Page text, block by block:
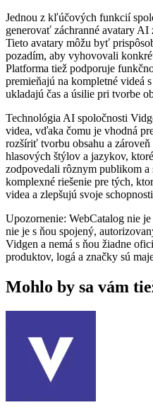
Jednou z kľúčových funkcií
generovať záchranné avatary
Tieto avatary môžu byť
pozadím, aby vyhovovali
Platforma tiež podporuje
premieňajú na kompletné videá
ukladajú čas a úsilie pri tvorbe
Technológia AI spoločnosti
videa, vďaka čomu je vhodná
rozšíriť tvorbu obsahu a
hlasových štýlov a jazykov,
zodpovedali rôznym publikom
komplexné riešenie pre tých,
videa a zlepšujú svoje
Upozornenie: WebCatalog nie
nie je s ňou spojený,
Vidgen a nemá s ňou žiadne
produktov, logá a značky sú
Mohlo by sa vám